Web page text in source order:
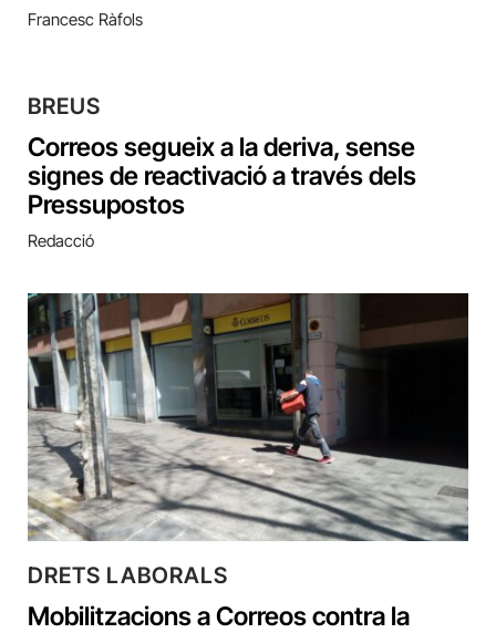
Francesc Ràfols
BREUS
Correos segueix a la deriva, sense
signes de reactivació a través dels
Pressupostos
Redacció
DRETS LABORALS
Mobilitzacions a Correos contra la